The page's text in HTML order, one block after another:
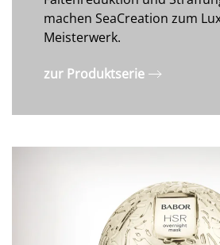
machen SeaCreation zum
Meisterwerk.
zur Produktserie